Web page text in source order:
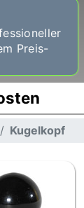
Preis-
Kugelkopf